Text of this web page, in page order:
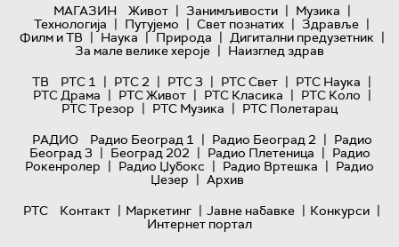
МАГАЗИН
Живот | Занимљивости | Музика |
Технологијa | Путујемо | Свет познатих | Здравље |
Филм и ТВ | Наука | Природа | Дигитални предузетник |
За мале велике хероје | Наизглед здрав
ТВ
РТС 1 | РТС 2 | РТС 3 | РТС Свет | РТС Наука |
РТС Драма | РТС Живот | РТС Класика | РТС Коло |
РТС Трезор | РТС Музика | РТС Полетарац
РАДИО
Радио Београд 1 | Радио Београд 2 | Радио
Београд 3 | Београд 202 | Радио Плетеница | Радио
Рокенролер | Радио Џубокс | Радио Вртешка | Радио
Џезер | Архив
РТС
Контакт | Маркетинг | Јавне набавке | Конкурси |
Интернет портал